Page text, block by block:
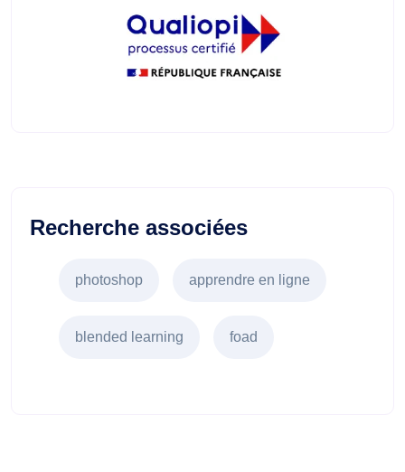
Recherche associées
photoshop apprendre en ligne
blended learning foad